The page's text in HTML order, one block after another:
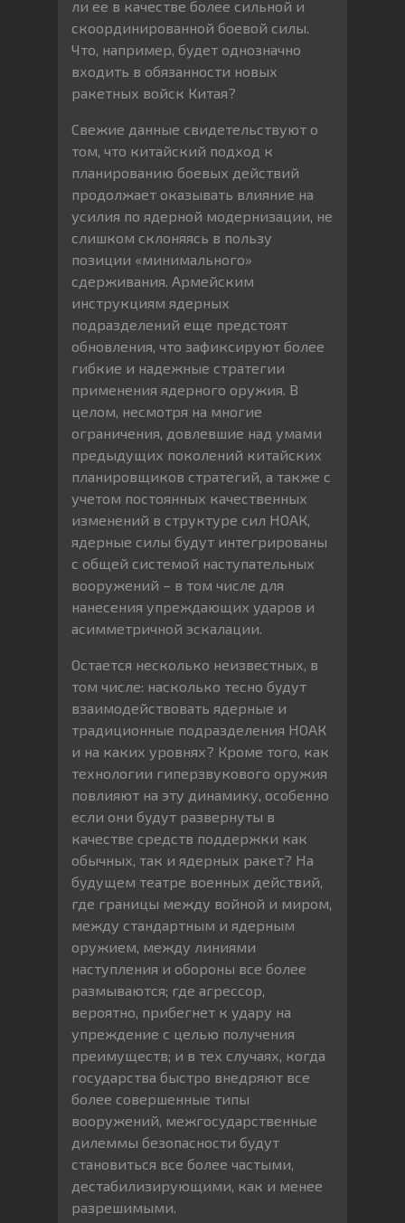
ли ее в качестве более сильной и
скоординированной боевой силы.
Что, например, будет однозначно
входить в обязанности новых
ракетных войск Китая?
Свежие данные свидетельствуют о
том, что китайский подход к
планированию боевых действий
продолжает оказывать влияние на
усилия по ядерной модернизации, не
слишком склоняясь в пользу
позиции «минимального»
сдерживания. Армейским
инструкциям ядерных
подразделений еще предстоят
обновления, что зафиксируют более
гибкие и надежные стратегии
применения ядерного оружия. В
целом, несмотря на многие
ограничения, довлевшие над умами
предыдущих поколений китайских
планировщиков стратегий, а также с
учетом постоянных качественных
изменений в структуре сил НОАК,
ядерные силы будут интегрированы
с общей системой наступательных
вооружений – в том числе для
нанесения упреждающих ударов и
асимметричной эскалации.
Остается несколько неизвестных, в
том числе: насколько тесно будут
взаимодействовать ядерные и
традиционные подразделения НОАК
и на каких уровнях? Кроме того, как
технологии гиперзвукового оружия
повлияют на эту динамику, особенно
если они будут развернуты в
качестве средств поддержки как
обычных, так и ядерных ракет? На
будущем театре военных действий,
где границы между войной и миром,
между стандартным и ядерным
оружием, между линиями
наступления и обороны все более
размываются; где агрессор,
вероятно, прибегнет к удару на
упреждение с целью получения
преимуществ; и в тех случаях, когда
государства быстро внедряют все
более совершенные типы
вооружений, межгосударственные
дилеммы безопасности будут
становиться все более частыми,
дестабилизирующими, как и менее
разрешимыми.